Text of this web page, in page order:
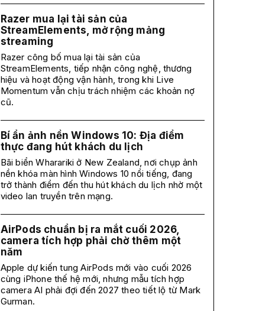
Razer mua lại tài sản của
StreamElements, mở rộng mảng
streaming
Razer công bố mua lại tài sản của
StreamElements, tiếp nhận công nghệ, thương
hiệu và hoạt động vận hành, trong khi Live
Momentum vẫn chịu trách nhiệm các khoản nợ
cũ.
Bí ẩn ảnh nền Windows 10: Địa điểm
thực đang hút khách du lịch
Bãi biển Wharariki ở New Zealand, nơi chụp ảnh
nền khóa màn hình Windows 10 nổi tiếng, đang
trở thành điểm đến thu hút khách du lịch nhờ một
video lan truyền trên mạng.
AirPods chuẩn bị ra mắt cuối 2026,
camera tích hợp phải chờ thêm một
năm
Apple dự kiến tung AirPods mới vào cuối 2026
cùng iPhone thế hệ mới, nhưng mẫu tích hợp
camera AI phải đợi đến 2027 theo tiết lộ từ Mark
Gurman.